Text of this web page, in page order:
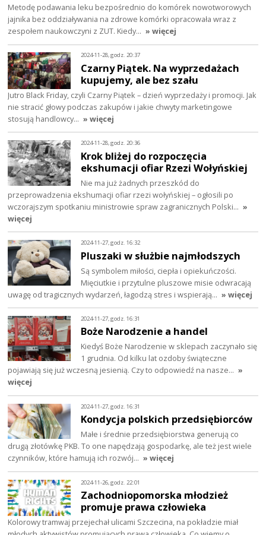
Metodę podawania leku bezpośrednio do komórek nowotworowych
jajnika bez oddziaływania na zdrowe komórki opracowała wraz z
zespołem naukowczyni z ZUT. Kiedy… » więcej
2024-11-28, godz. 20:37
Czarny Piątek. Na wyprzedażach
kupujemy, ale bez szału
Jutro Black Friday, czyli Czarny Piątek – dzień wyprzedaży i promocji. Jak
nie stracić głowy podczas zakupów i jakie chwyty marketingowe
stosują handlowcy… » więcej
2024-11-28, godz. 20:36
Krok bliżej do rozpoczęcia
ekshumacji ofiar Rzezi Wołyńskiej
Nie ma już żadnych przeszkód do
przeprowadzenia ekshumacji ofiar rzezi wołyńskiej – ogłosili po
wczorajszym spotkaniu ministrowie spraw zagranicznych Polski… »
więcej
2024-11-27, godz. 16:32
Pluszaki w służbie najmłodszych
Są symbolem miłości, ciepła i opiekuńczości.
Mięciutkie i przytulne pluszowe misie odwracają
uwagę od tragicznych wydarzeń, łagodzą stres i wspierają… » więcej
2024-11-27, godz. 16:31
Boże Narodzenie a handel
Kiedyś Boże Narodzenie w sklepach zaczynało się
1 grudnia. Od kilku lat ozdoby świąteczne
pojawiają się już wczesną jesienią. Czy to odpowiedź na nasze… »
więcej
2024-11-27, godz. 16:31
Kondycja polskich przedsiębiorców
Małe i średnie przedsiębiorstwa generują co
drugą złotówkę PKB. To one napędzają gospodarkę, ale też jest wiele
czynników, które hamują ich rozwój… » więcej
2024-11-26, godz. 22:01
Zachodniopomorska młodzież
promuje prawa człowieka
Kolorowy tramwaj przejechał ulicami Szczecina, na pokładzie miał